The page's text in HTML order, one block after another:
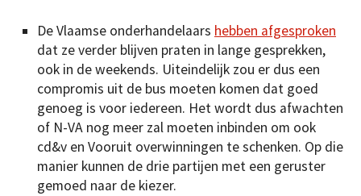
De Vlaamse onderhandelaars hebben afgesproken
dat ze verder blijven praten in lange gesprekken,
ook in de weekends. Uiteindelijk zou er dus een
compromis uit de bus moeten komen dat goed
genoeg is voor iedereen. Het wordt dus afwachten
of N-VA nog meer zal moeten inbinden om ook
cd&v en Vooruit overwinningen te schenken. Op die
manier kunnen de drie partijen met een geruster
gemoed naar de kiezer.